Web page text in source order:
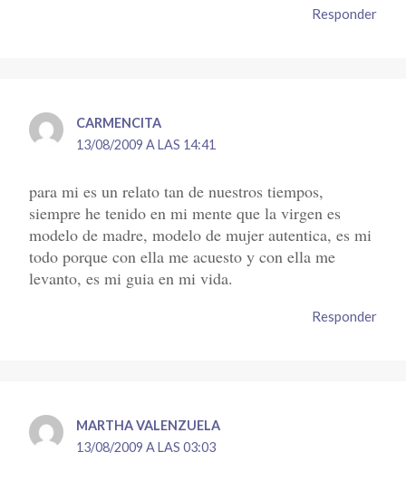
Responder
CARMENCITA
13/08/2009 A LAS 14:41
para mi es un relato tan de nuestros tiempos,
siempre he tenido en mi mente que la virgen es
modelo de madre, modelo de mujer autentica, es mi
todo porque con ella me acuesto y con ella me
levanto, es mi guia en mi vida.
Responder
MARTHA VALENZUELA
13/08/2009 A LAS 03:03